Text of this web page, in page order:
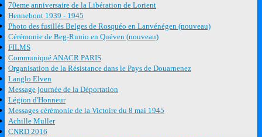
70eme anniversaire de la Libération de Lorient
Hennebont 1939 - 1945
Photo des fusillés Belges de Rosquéo en Lanvénégen (nouveau)
Cérémonie de Beg-Runio en Quéven (nouveau)
FILMS
Communiqué ANACR PARIS
Organisation de la Résistance dans le Pays de Douarnenez
Langlo Elven
Message journée de la Déportation
Légion d'Honneur
Messages cérémonie de la Victoire du 8 mai 1945
Achille Muller
CNRD 2016